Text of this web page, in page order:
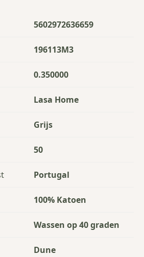
5602972636659
196113M3
0.350000
Lasa Home
Grijs
50
Portugal
100% Katoen
Wassen op 40 graden
Dune